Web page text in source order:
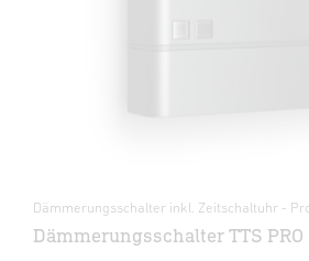
Dämmerungsschalter inkl. Zeitschaltuhr -
Dämmerungsschalter TTS PRO